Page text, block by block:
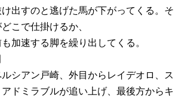
出すのと逃げた馬が下がってくる。そ
こで仕掛けるか、
加速する脚を繰り出してくる。
シアン戸崎、外目からレイデオロ、ス
ドミラブルが追い上げ、最後方からキ